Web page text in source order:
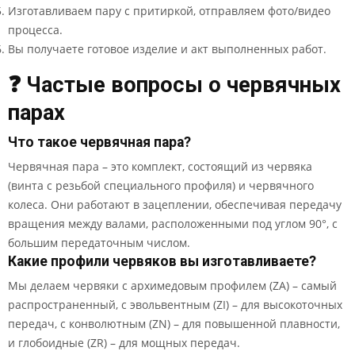
Изготавливаем пару с притиркой, отправляем фото/видео
процесса.
Вы получаете готовое изделие и акт выполненных работ.
❓ Частые вопросы о червячных
парах
Что такое червячная пара?
Червячная пара – это комплект, состоящий из червяка
(винта с резьбой специального профиля) и червячного
колеса. Они работают в зацеплении, обеспечивая передачу
вращения между валами, расположенными под углом 90°, с
большим передаточным числом.
Какие профили червяков вы изготавливаете?
Мы делаем червяки с архимедовым профилем (ZA) – самый
распространенный, с эвольвентным (ZI) – для высокоточных
передач, с конволютным (ZN) – для повышенной плавности,
и глобоидные (ZR) – для мощных передач.